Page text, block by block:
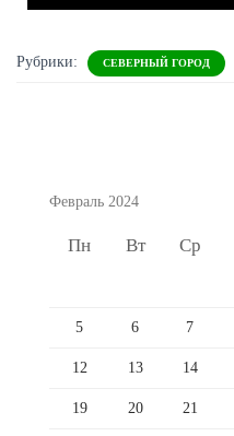
Рубрики: СЕВЕРНЫЙ ГОРОД
Февраль 2024
Пн Вт Ср
5 6 7
12 13 14
19 20 21